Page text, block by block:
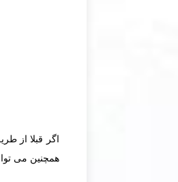
اگر قبلا از
همچنین می